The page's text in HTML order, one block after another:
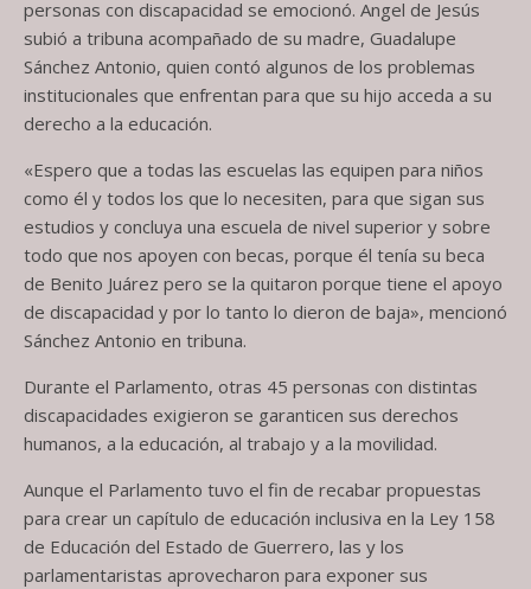
personas con discapacidad se emocionó. Angel de Jesús
subió a tribuna acompañado de su madre, Guadalupe
Sánchez Antonio, quien contó algunos de los problemas
institucionales que enfrentan para que su hijo acceda a su
derecho a la educación.
«Espero que a todas las escuelas las equipen para niños
como él y todos los que lo necesiten, para que sigan sus
estudios y concluya una escuela de nivel superior y sobre
todo que nos apoyen con becas, porque él tenía su beca
de Benito Juárez pero se la quitaron porque tiene el apoyo
de discapacidad y por lo tanto lo dieron de baja», mencionó
Sánchez Antonio en tribuna.
Durante el Parlamento, otras 45 personas con distintas
discapacidades exigieron se garanticen sus derechos
humanos, a la educación, al trabajo y a la movilidad.
Aunque el Parlamento tuvo el fin de recabar propuestas
para crear un capítulo de educación inclusiva en la Ley 158
de Educación del Estado de Guerrero, las y los
parlamentaristas aprovecharon para exponer sus